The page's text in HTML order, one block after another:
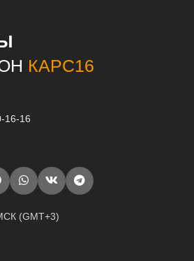
КАРС16
16-16
(GMT+3)